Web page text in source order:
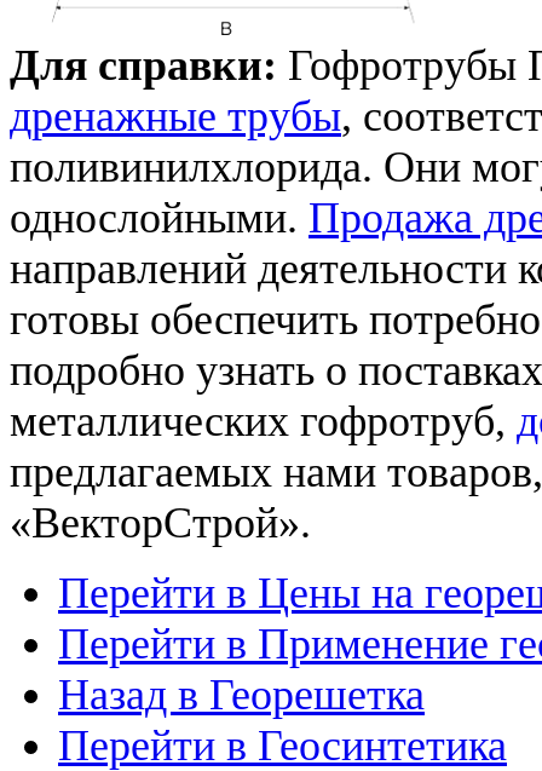
Для справки:
дренажные трубы,
поливинилхлорида. Они
однослойными. Продажа
направлений
готовы обеспечить
подробно узнать о
металлических гофротруб,
предлагаемых нами
«ВекторСтрой».
Перейти в Цены на
Перейти в Применение
Назад в Георешетка
Перейти в Геосинтетика